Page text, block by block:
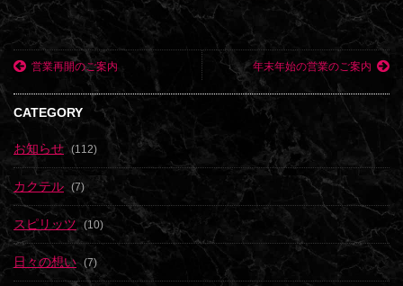
営業再開のご案内 年末年始の営業のご案内
CATEGORY
お知らせ (112)
カクテル (7)
スピリッツ (10)
日々の想い (7)